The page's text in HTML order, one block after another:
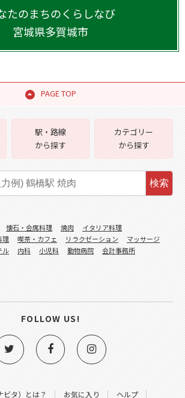
たのまちのくらしなび
宮城県多賀城市
PAGE TOP
ビタ）とは？ お気に入り ヘルプ
駅・路線
から探す
カテゴリー
から探す
検索
懐石・会席料理 焼肉
イタリア料理
理 喫茶・カフェ リラクゼーション
マッサージ
ル 内科 小児科 動物病院
会計事務所
FOLLOW US!